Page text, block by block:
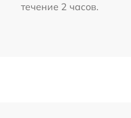
течение 2 часов.